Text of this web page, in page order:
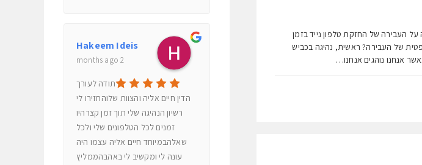
על העבירה של החזקת טלפון נייד בזמן
של העבירה? ראשית, נהיגה בכביש
אנחנו נוהגים אנחנו…
Hakeem Ideis
2 months ago
תודה לעורך
הדין חיים אליה והצוות שלוהחזירו לי
רשיון הנהיגה שלי תוך זמן קצרהיו
זמנים לכל הטלפונים שלי ולכל
שאלהבמיוחד חיים אליה עצמו היה
עונה לי ומקשיב לי באהבהממליץ